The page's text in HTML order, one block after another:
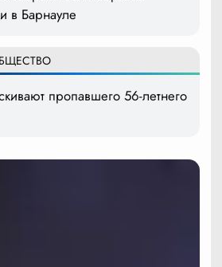
в Барнауле
пропавшего 56-летнего